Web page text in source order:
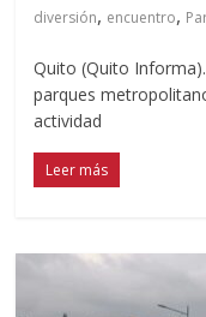
diversión, encuentro,
Quito (Quito
parques
actividad
Leer más